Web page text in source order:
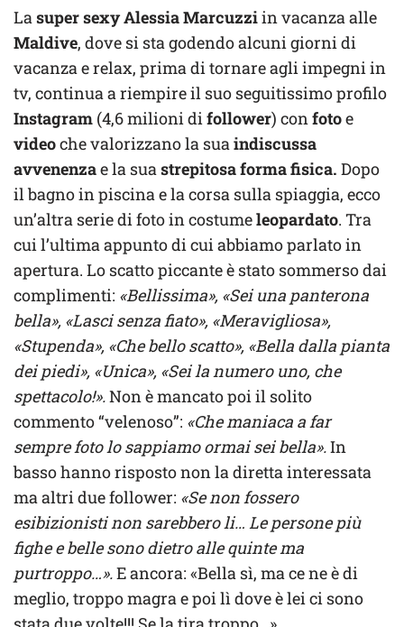
Lasuper sexy Alessia Marcuzziin vacanza alle
Maldive, dove si sta godendo alcuni giorni di
vacanza e relax, prima di tornare agli impegni in
tv, continua a riempire il suo seguitissimo profilo
Instagram (4,6 milioni difollower) confotoe
videoche valorizzano la suaindiscussa
avvenenzae la suastrepitosa forma fisica. Dopo
il bagno in piscina e la corsa sulla spiaggia, ecco
un’altra serie di foto in costumeleopardato. Tra
cui l’ultima appunto di cui abbiamo parlato in
apertura. Lo scatto piccante è stato sommerso dai
complimenti: «Bellissima», «Sei una panterona
bella», «Lasci senza fiato», «Meravigliosa»,
«Stupenda», «Che bello scatto», «Bella dalla pianta
dei piedi», «Unica», «Sei la numero uno, che
spettacolo!».Non è mancato poi il solito
commento “velenoso”: «Che maniaca a far
sempre foto lo sappiamo ormai sei bella».In
basso hanno risposto non la diretta interessata
ma altri due follower: «Se non fossero
esibizionisti non sarebbero li… Le persone più
fighe e belle sono dietro alle quinte ma
purtroppo…».E ancora: «Bella sì, ma ce ne è di
meglio, troppo magra e poi lì dove è lei ci sono